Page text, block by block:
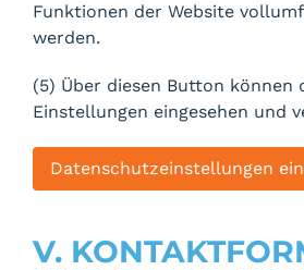
Funktionen der Website
werden.
(5) Über diesen Button können
Einstellungen eingesehen und
Datenschutzeinstellungen
V.